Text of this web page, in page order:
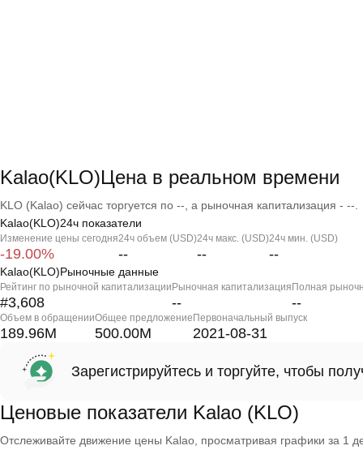
Kalao(KLO)Цена в реальном времени
KLO (Kalao) сейчас торгуется по --, а рыночная капитализация - --.
Kalao(KLO)24ч показатели
Изменение цены сегодня
-19.00%
24ч объем (USD)
--
24ч макс. (USD)
--
24ч мин. (USD)
--
Kalao(KLO)Рыночные данные
Рейтинг по рыночной капитализации
#3,608
Рыночная капитализация
--
Полная
--
Объем в обращении
189.96M
Общее предложение
500.00M
Первоначальный выпуск
2021-08-31
Зарегистрируйтесь и торгуйте, чтобы
Ценовые показатели Kalao (KLO)
Отслеживайте движение цены Kalao, просматривая графики за 1